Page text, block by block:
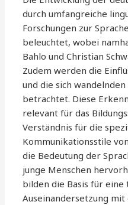
durch umfangreiche
Forschungen zur
beleuchtet, wobei
Bahlo und Christian
Zudem werden die
und die sich
betrachtet. Diese
relevant für das
Verständnis für die
Kommunikationsstile
die Bedeutung der
junge Menschen
bilden die Basis für
Auseinandersetzung